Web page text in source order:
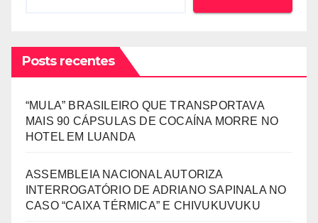
Posts recentes
“MULA” BRASILEIRO QUE TRANSPORTAVA
MAIS 90 CÁPSULAS DE COCAÍNA MORRE NO
HOTEL EM LUANDA
ASSEMBLEIA NACIONAL AUTORIZA
INTERROGATÓRIO DE ADRIANO SAPINALA NO
CASO “CAIXA TÉRMICA” E CHIVUKUVUKU